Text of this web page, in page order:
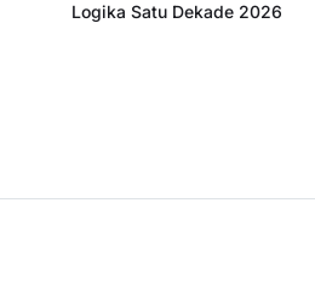
Logika Satu Dekade 2026